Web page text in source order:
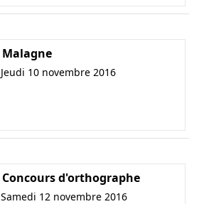
Malagne
Jeudi 10 novembre 2016
Concours d'orthographe
Samedi 12 novembre 2016